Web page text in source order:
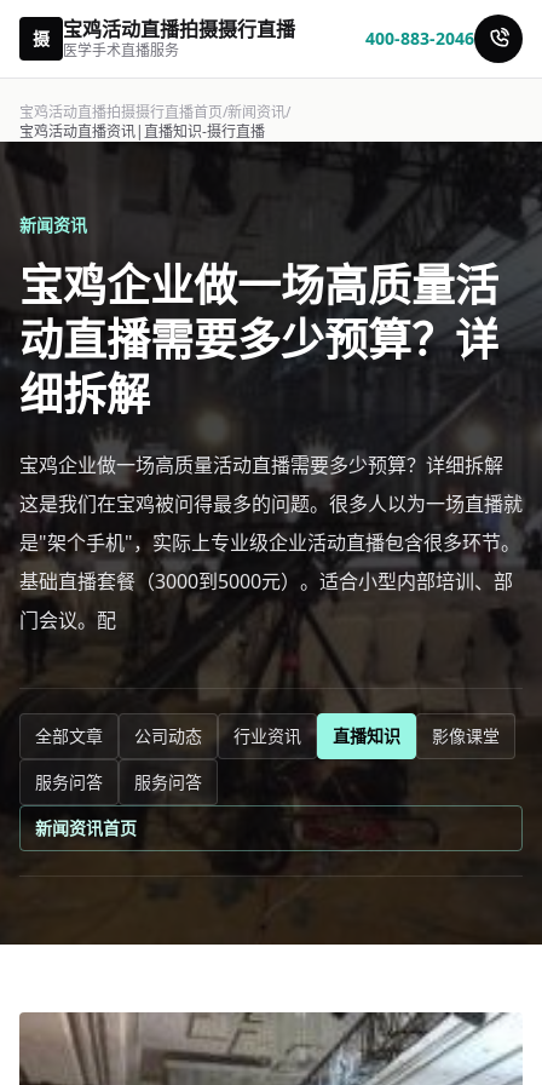
摄 宝鸡活动直播拍摄摄行直播
医学手术直播服务
400-883-2046
宝鸡活动直播拍摄摄行直播首页/新闻资讯/
宝鸡活动直播资讯|直播知识-摄行直播
新闻资讯
宝鸡企业做一场高质量活
动直播需要多少预算？详
细拆解
宝鸡企业做一场高质量活动直播需要多少预算？详细拆解
这是我们在宝鸡被问得最多的问题。很多人以为一场直播就
是"架个手机"，实际上专业级企业活动直播包含很多环节。
基础直播套餐（3000到5000元）。适合小型内部培训、部
门会议。配
全部文章 公司动态 行业资讯 直播知识
影像课堂
服务问答
服务问答
新闻资讯首页